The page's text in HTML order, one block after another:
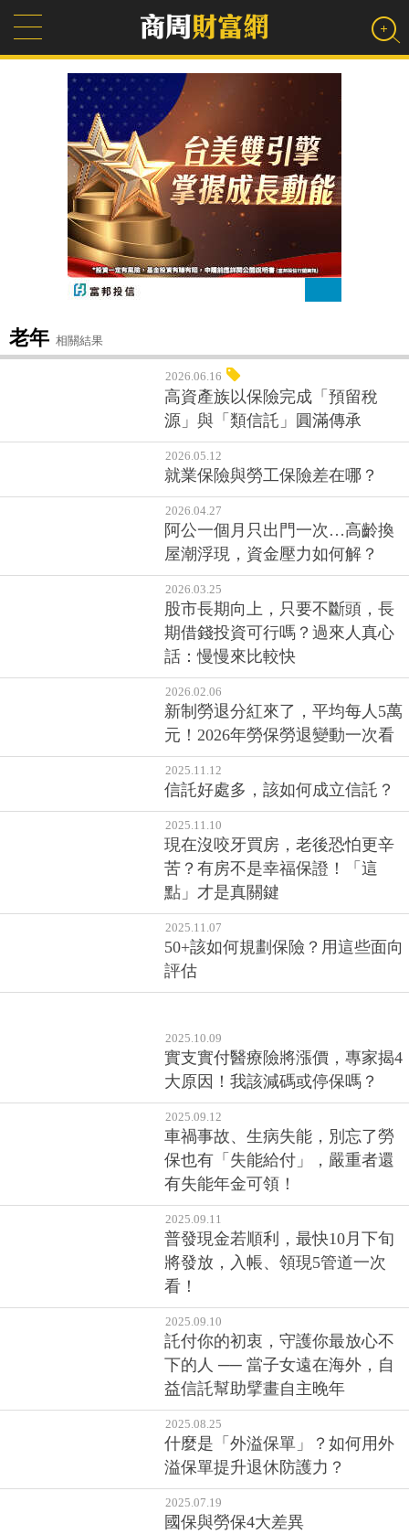
老年 相關結果
2026.06.16
高資產族以保險完成「預留稅
源」與「類信託」圓滿傳承
2026.05.12
就業保險與勞工保險差在哪？
2026.04.27
阿公一個月只出門一次…高齡換
屋潮浮現，資金壓力如何解？
2026.03.25
股市長期向上，只要不斷頭，長
期借錢投資可行嗎？過來人真心
話：慢慢來比較快
2026.02.06
新制勞退分紅來了，平均每人5萬
元！2026年勞保勞退變動一次看
2025.11.12
信託好處多，該如何成立信託？
2025.11.10
現在沒咬牙買房，老後恐怕更辛
苦？有房不是幸福保證！「這
點」才是真關鍵
2025.11.07
50+該如何規劃保險？用這些面向
評估
2025.10.09
實支實付醫療險將漲價，專家揭4
大原因！我該減碼或停保嗎？
2025.09.12
車禍事故、生病失能，別忘了勞
保也有「失能給付」，嚴重者還
有失能年金可領！
2025.09.11
普發現金若順利，最快10月下旬
將發放，入帳、領現5管道一次
看！
2025.09.10
託付你的初衷，守護你最放心不
下的人 ── 當子女遠在海外，自
益信託幫助擘畫自主晚年
2025.08.25
什麼是「外溢保單」？如何用外
溢保單提升退休防護力？
2025.07.19
國保與勞保4大差異